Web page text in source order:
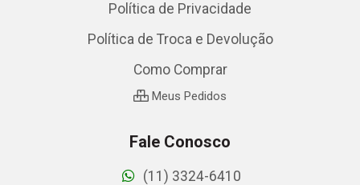
Política de Privacidade
Política de Troca e Devolução
Como Comprar
Meus Pedidos
Fale Conosco
(11) 3324-6410